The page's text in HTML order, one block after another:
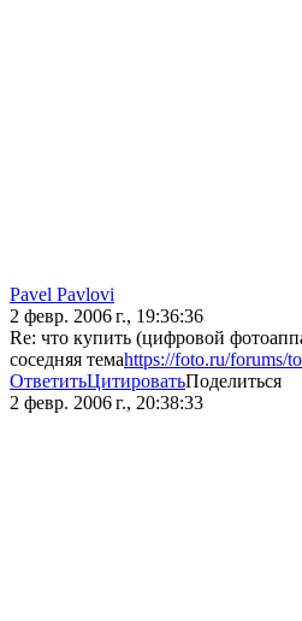
Pavel Pavlovi
2 февр. 2006 г., 19:36:36
Re: что купить (цифровой
соседняя темаhttps://foto.ru/forums/
ОтветитьЦитироватьПоделиться
2 февр. 2006 г., 20:38:33